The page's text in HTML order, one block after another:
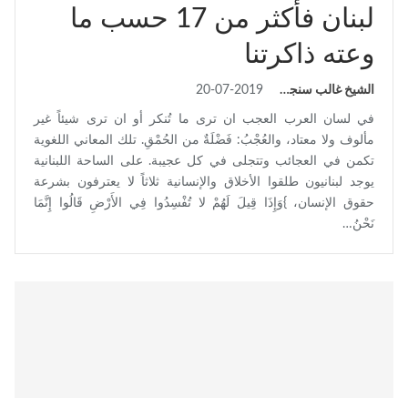
لبنان فأكثر من 17 حسب ما
وعته ذاكرتنا
الشيخ غالب سنجقدار 20-07-2019
في لسان العرب العجب ان ترى ما تُنكر أو ان ترى شيئاً غير
مألوف ولا معتاد، والعُجْبُ: فَضْلَةٌ من الحُمْقِ. تلك المعاني اللغوية
تكمن في العجائب وتتجلى في كل عجيبة. على الساحة اللبنانية
يوجد لبنانيون طلقوا الأخلاق والإنسانية ثلاثاً لا يعترفون بشرعة
حقوق الإنسان، }وَإِذَا قِيلَ لَهُمْ لا تُفْسِدُوا فِي الأَرْضِ قَالُوا إِنَّمَا
نَحْنُ…